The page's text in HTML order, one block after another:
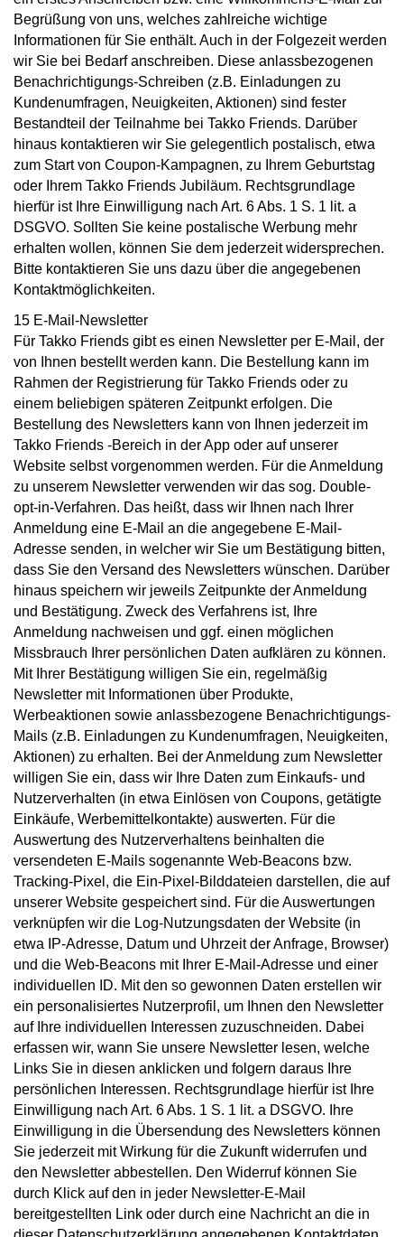
Begrüßung von uns, welches zahlreiche wichtige
Informationen für Sie enthält. Auch in der Folgezeit werden
wir Sie bei Bedarf anschreiben. Diese anlassbezogenen
Benachrichtigungs-Schreiben (z.B. Einladungen zu
Kundenumfragen, Neuigkeiten, Aktionen) sind fester
Bestandteil der Teilnahme bei Takko Friends. Darüber
hinaus kontaktieren wir Sie gelegentlich postalisch, etwa
zum Start von Coupon-Kampagnen, zu Ihrem Geburtstag
oder Ihrem Takko Friends Jubiläum. Rechtsgrundlage
hierfür ist Ihre Einwilligung nach Art. 6 Abs. 1 S. 1 lit. a
DSGVO. Sollten Sie keine postalische Werbung mehr
erhalten wollen, können Sie dem jederzeit widersprechen.
Bitte kontaktieren Sie uns dazu über die angegebenen
Kontaktmöglichkeiten.
15 E-Mail-Newsletter
Für Takko Friends gibt es einen Newsletter per E-Mail, der
von Ihnen bestellt werden kann. Die Bestellung kann im
Rahmen der Registrierung für Takko Friends oder zu
einem beliebigen späteren Zeitpunkt erfolgen. Die
Bestellung des Newsletters kann von Ihnen jederzeit im
Takko Friends -Bereich in der App oder auf unserer
Website selbst vorgenommen werden. Für die Anmeldung
zu unserem Newsletter verwenden wir das sog. Double-
opt-in-Verfahren. Das heißt, dass wir Ihnen nach Ihrer
Anmeldung eine E-Mail an die angegebene E-Mail-
Adresse senden, in welcher wir Sie um Bestätigung bitten,
dass Sie den Versand des Newsletters wünschen. Darüber
hinaus speichern wir jeweils Zeitpunkte der Anmeldung
und Bestätigung. Zweck des Verfahrens ist, Ihre
Anmeldung nachweisen und ggf. einen möglichen
Missbrauch Ihrer persönlichen Daten aufklären zu können.
Mit Ihrer Bestätigung willigen Sie ein, regelmäßig
Newsletter mit Informationen über Produkte,
Werbeaktionen sowie anlassbezogene Benachrichtigungs-
Mails (z.B. Einladungen zu Kundenumfragen, Neuigkeiten,
Aktionen) zu erhalten. Bei der Anmeldung zum Newsletter
willigen Sie ein, dass wir Ihre Daten zum Einkaufs- und
Nutzerverhalten (in etwa Einlösen von Coupons, getätigte
Einkäufe, Werbemittelkontakte) auswerten. Für die
Auswertung des Nutzerverhaltens beinhalten die
versendeten E-Mails sogenannte Web-Beacons bzw.
Tracking-Pixel, die Ein-Pixel-Bilddateien darstellen, die auf
unserer Website gespeichert sind. Für die Auswertungen
verknüpfen wir die Log-Nutzungsdaten der Website (in
etwa IP-Adresse, Datum und Uhrzeit der Anfrage, Browser)
und die Web-Beacons mit Ihrer E-Mail-Adresse und einer
individuellen ID. Mit den so gewonnen Daten erstellen wir
ein personalisiertes Nutzerprofil, um Ihnen den Newsletter
auf Ihre individuellen Interessen zuzuschneiden. Dabei
erfassen wir, wann Sie unsere Newsletter lesen, welche
Links Sie in diesen anklicken und folgern daraus Ihre
persönlichen Interessen. Rechtsgrundlage hierfür ist Ihre
Einwilligung nach Art. 6 Abs. 1 S. 1 lit. a DSGVO. Ihre
Einwilligung in die Übersendung des Newsletters können
Sie jederzeit mit Wirkung für die Zukunft widerrufen und
den Newsletter abbestellen. Den Widerruf können Sie
durch Klick auf den in jeder Newsletter-E-Mail
bereitgestellten Link oder durch eine Nachricht an die in